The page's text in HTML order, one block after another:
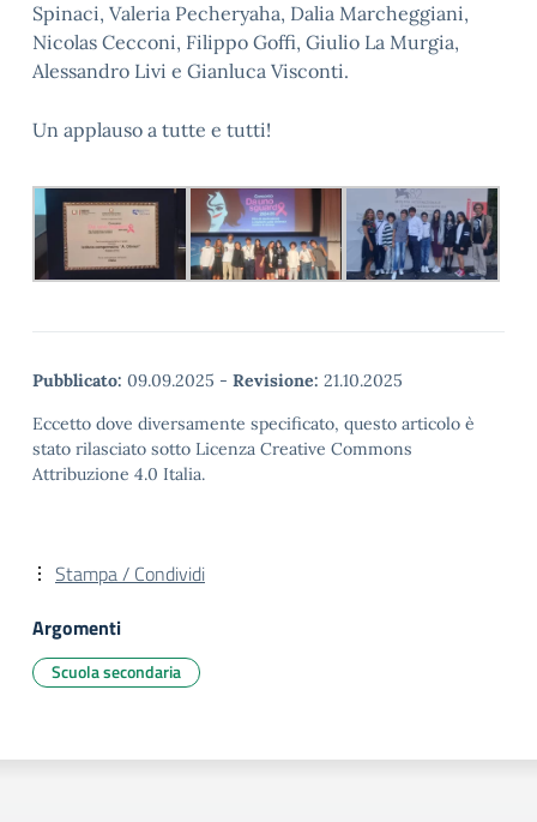
Spinaci, Valeria Pecheryaha, Dalia Marcheggiani,
Nicolas Cecconi, Filippo Goffi, Giulio La Murgia,
Alessandro Livi e Gianluca Visconti.
Un applauso a tutte e tutti!
Pubblicato: 09.09.2025 - Revisione: 21.10.2025
Eccetto dove diversamente specificato, questo articolo è
stato rilasciato sotto Licenza Creative Commons
Attribuzione 4.0 Italia.
Stampa / Condividi
Argomenti
Scuola secondaria